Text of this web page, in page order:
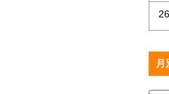
26
月